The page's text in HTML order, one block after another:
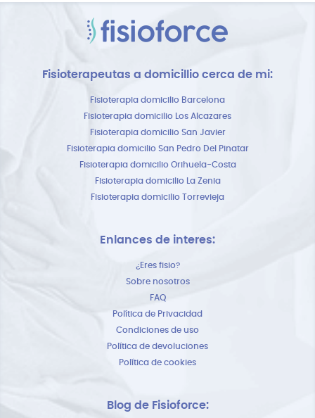
Fisioterapeutas a domicillio cerca de mi:
Fisioterapia domicilio Barcelona
Fisioterapia domicilio Los Alcazares
Fisioterapia domicilio San Javier
Fisioterapia domicilio San Pedro Del Pinatar
Fisioterapia domicilio Orihuela-Costa
Fisioterapia domicilio La Zenia
Fisioterapia domicilio Torrevieja
Enlances de interes:
¿Eres fisio?
Sobre nosotros
FAQ
Política de Privacidad
Condiciones de uso
Política de devoluciones
Política de cookies
Blog de Fisioforce: